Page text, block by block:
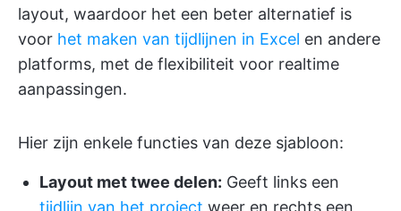
layout, waardoor het een beter alternatief is
voor het maken van tijdlijnen in Excel en andere
platforms, met de flexibiliteit voor realtime
aanpassingen.
Hier zijn enkele functies van deze sjabloon:
Layout met twee delen: Geeft links een
tijdlijn van het project weer en rechts een